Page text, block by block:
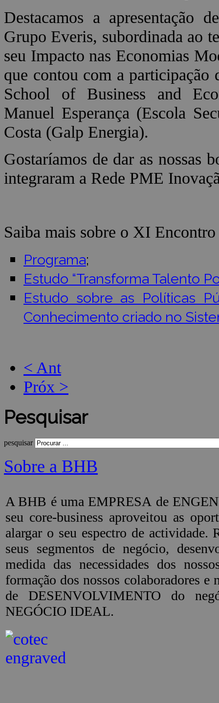
Destacamos a apresentação
Grupo Everis, subordinada ao
seu Impacto nas Economias
que contou com a participação
School of Business and
Manuel Esperança (Escola
Costa (Galp Energia).
Gostaríamos de dar as nossas
integraram a Rede PME
Saiba mais sobre o XI
Programa;
Estudo “Transforma Talento
Estudo sobre as Políticas
Conhecimento criado no
< Ant
Próx >
Pesquisar
pesquisar
Sobre a BHB
A BHB é uma EMPRESA de
seu core-business aproveitou as
alargar o seu espectro de actividade.
seus segmentos de negócio,
medida das necessidades dos
formação dos nossos colaboradores
de DESENVOLVIMENTO do
NEGÓCIO IDEAL.